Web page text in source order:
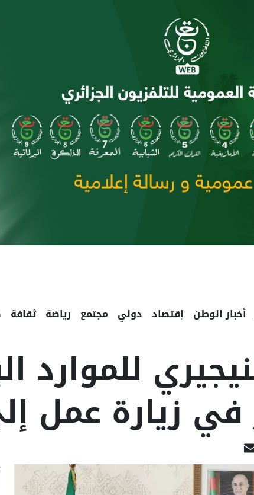
أخبار الوطن إقتصاد دولي مجتمع رياضة ثقافة
للموارد
في زيارة عمل
Email